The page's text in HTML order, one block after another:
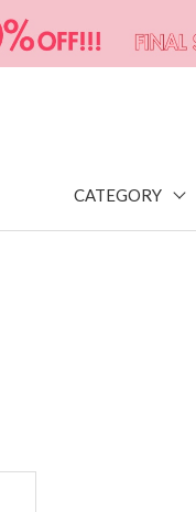
CATEGORY